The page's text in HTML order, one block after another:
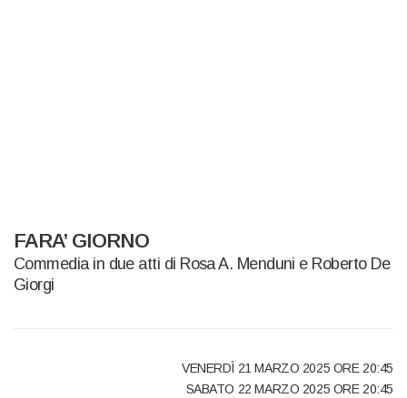
FARA’ GIORNO
Commedia in due atti di Rosa A. Menduni e Roberto De
Giorgi
VENERDÌ 21 MARZO 2025 ORE 20:45
SABATO 22 MARZO 2025 ORE 20:45